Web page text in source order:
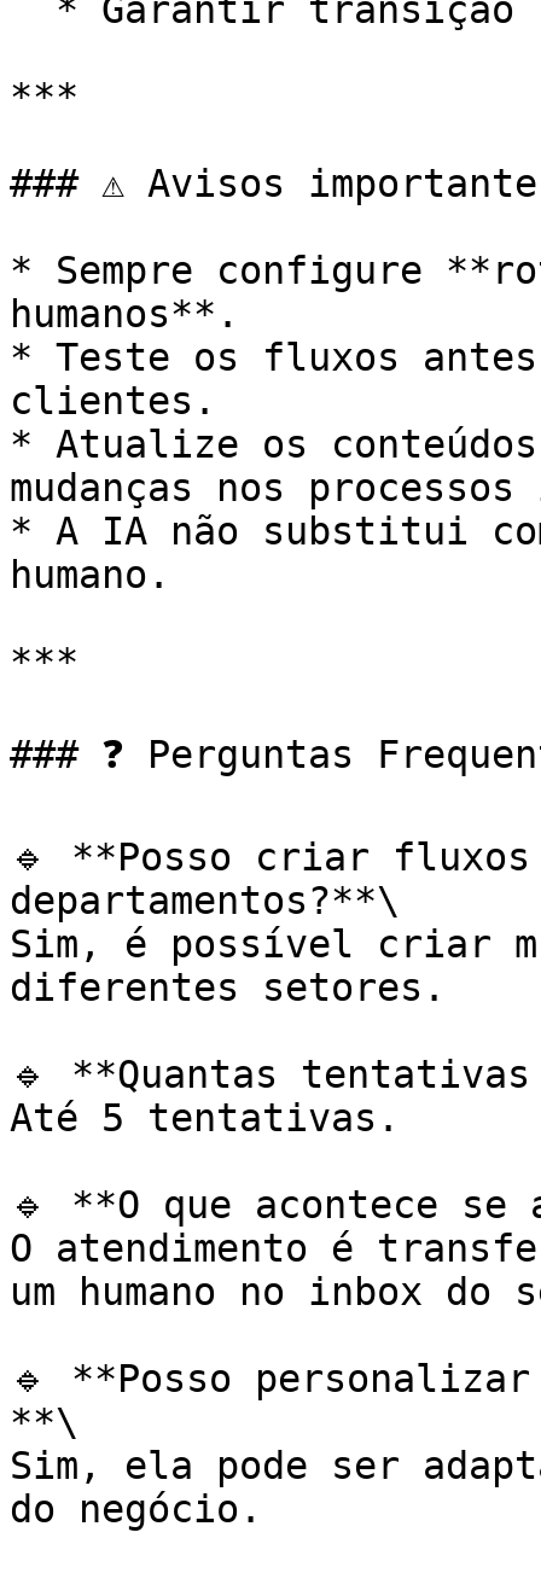
***
### ⚠️ Avisos
* Sempre configure
humanos**.
* Teste os fluxos
clientes.
* Atualize os conteúdos
mudanças nos
* A IA não substitui
humano.
***
### ❓ Perguntas
🔹 **Posso criar
departamentos?**\
Sim, é possível criar
diferentes setores.
🔹 **Quantas
Até 5 tentativas.
🔹 **O que acontece
O atendimento é
um humano no inbox do
🔹 **Posso personalizar
**\
Sim, ela pode ser
do negócio.